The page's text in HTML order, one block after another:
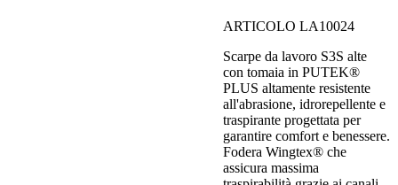
ARTICOLO LA10024
Scarpe da lavoro S3S alte
con tomaia in PUTEK®
PLUS altamente resistente
all'abrasione, idrorepellente e
traspirante progettata per
garantire comfort e benessere.
Fodera Wingtex® che
assicura massima